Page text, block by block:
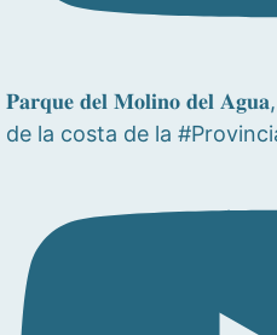
𝐏𝐚𝐫𝐪𝐮𝐞 𝐝𝐞𝐥 𝐌𝐨𝐥𝐢𝐧𝐨 𝐝𝐞𝐥
de la costa de la